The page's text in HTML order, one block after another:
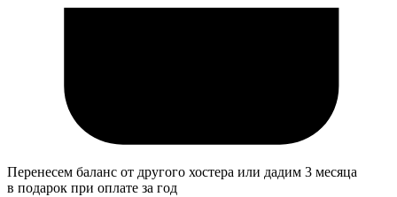
Перенесем баланс от другого хостера или дадим 3 месяца
в подарок при оплате за год